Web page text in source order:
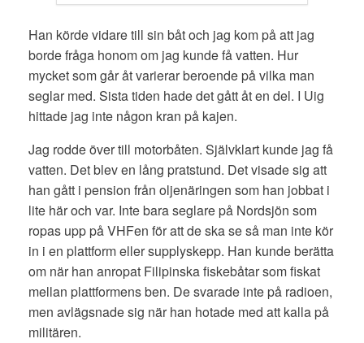
Han körde vidare till sin båt och jag kom på att jag
borde fråga honom om jag kunde få vatten. Hur
mycket som går åt varierar beroende på vilka man
seglar med. Sista tiden hade det gått åt en del. I Uig
hittade jag inte någon kran på kajen.
Jag rodde över till motorbåten. Självklart kunde jag få
vatten. Det blev en lång pratstund. Det visade sig att
han gått i pension från oljenäringen som han jobbat i
lite här och var. Inte bara seglare på Nordsjön som
ropas upp på VHFen för att de ska se så man inte kör
in i en plattform eller supplyskepp. Han kunde berätta
om när han anropat Filipinska fiskebåtar som fiskat
mellan plattformens ben. De svarade inte på radioen,
men avlägsnade sig när han hotade med att kalla på
militären.